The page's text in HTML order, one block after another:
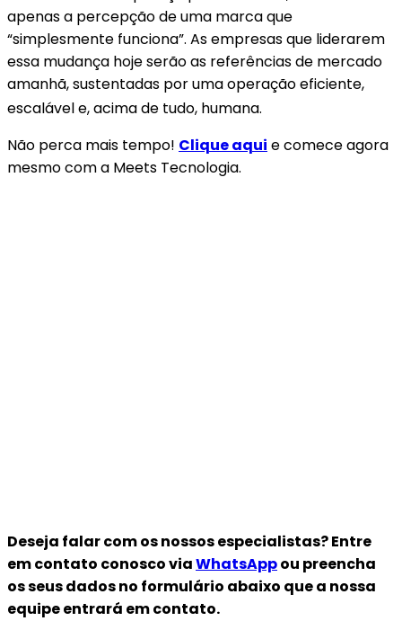
apenas a percepção de uma marca que
“simplesmente funciona”. As empresas que liderarem
essa mudança hoje serão as referências de mercado
amanhã, sustentadas por uma operação eficiente,
escalável e, acima de tudo, humana.
Não perca mais tempo! Clique aqui e comece agora
mesmo com a Meets Tecnologia.
Deseja falar com os nossos especialistas? Entre
em contato conosco viaWhatsAppou preencha
os seus dados no formulário abaixo que a nossa
equipe entrará em contato.